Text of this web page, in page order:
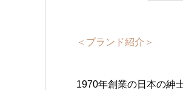
＜ブランド紹介＞
1970年創業の日本の紳